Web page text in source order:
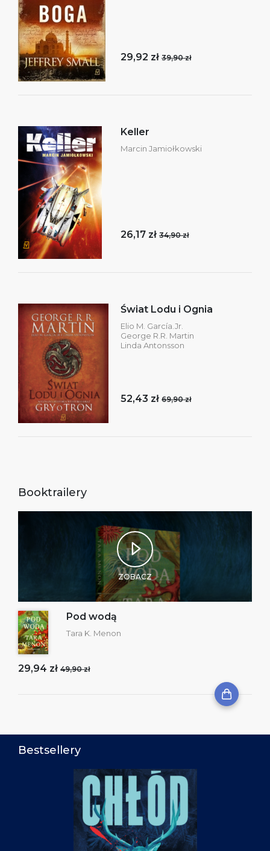
29,92 zł 39,90 zł
Keller
Marcin Jamiołkowski
26,17 zł 34,90 zł
Świat Lodu i Ognia
Elio M. García.Jr.
George R.R. Martin
Linda Antonsson
52,43 zł 69,90 zł
Booktrailery
ZOBACZ
Pod wodą
Tara K. Menon
29,94 zł 49,90 zł
Bestsellery